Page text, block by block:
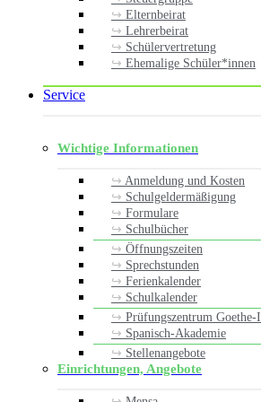
Elternbeirat
Lehrerbeirat
Schülervertretung
Ehemalige Schüler*innen
Service
Wichtige Informationen
Anmeldung und Kosten
Schulgeldermäßigung
Formulare
Schulbücher
Öffnungszeiten
Sprechstunden
Ferienkalender
Schulkalender
Prüfungszentrum
Spanisch-Akademie
Stellenangebote
Einrichtungen, Angebote